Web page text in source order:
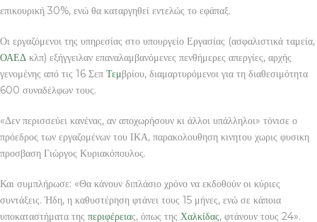
επικουρική 30%, ενώ θα καταργηθεί εντελώς το εφάπαξ.
Οι εργαζόμενοι της υπηρεσίας στο υπουργείο Εργασίας (ασφαλιστικά ταμεία,
ΟΑΕΔ κλπ) εξήγγειλαν επαναλαμβανόμενες πενθήμερες απεργίες, αρχής
γενομένης από τις 16 Σεπ Τεμβρίου, διαμαρτυρόμενοι για τη διαθεσιμότητα
600 συναδέλφων τους.
«Δεν περισσεύει κανένας, αν αποχωρήσουν κι άλλοι υπάλληλοι» τόνισε ο
πρόεδρος των εργαζομένων του ΙΚΑ, παρακολουθηση κινητου χωρις φυσικη
προσβαση Γιώργος Κυριακόπουλος.
Και συμπλήρωσε: «Θα κάνουν διπλάσιο χρόνο να εκδοθούν οι κύριες
συντάξεις. Ήδη, η καθυστέρηση φτάνει τους 15 μήνες, ενώ σε κάποια
υποκαταστήματα της περιφέρειας, όπως της Χαλκίδας, φτάνουν τους 24».